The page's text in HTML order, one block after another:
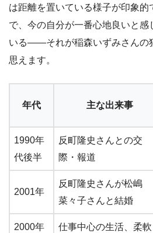
は距離を置いている様子が印象的
で、今の自分が一番心地良いと感
いる――それが稲森いずみさんの
思えます。
年代 主な出来事
1990年
代後半
反町隆史さんとの交
際・報道
2001年
反町隆史さんが松嶋
菜々子さんと結婚
2000年
仕事中心の生活、柔軟